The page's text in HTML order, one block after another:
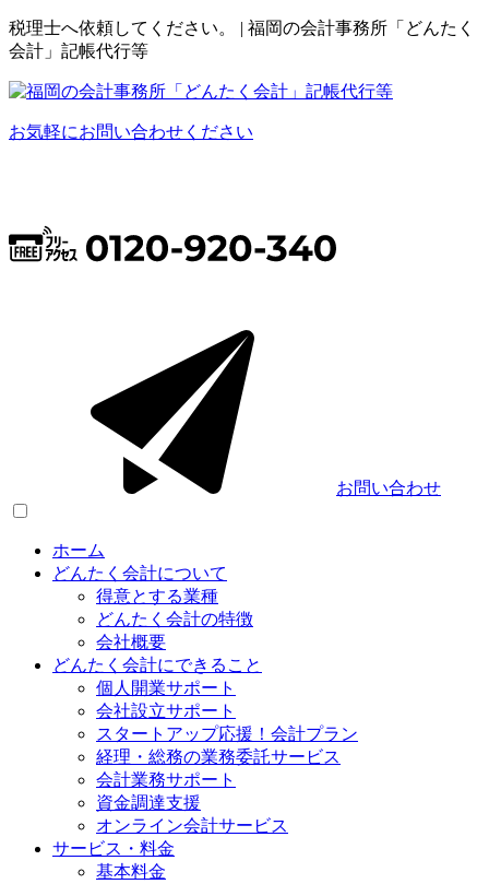
税理士へ依頼してください。 | 福岡の会計事務所「どんたく
会計」記帳代行等
お気軽にお問い合わせください
お問い合わせ
ホーム
どんたく会計について
得意とする業種
どんたく会計の特徴
会社概要
どんたく会計にできること
個人開業サポート
会社設立サポート
スタートアップ応援！会計プラン
経理・総務の業務委託サービス
会計業務サポート
資金調達支援
オンライン会計サービス
サービス・料金
基本料金